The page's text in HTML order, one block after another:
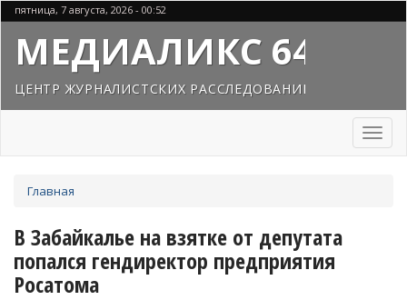
Перейти
к
основному
содержанию
пятница, 7 августа, 2026 - 00:52
МЕДИАЛИКС 64
ЦЕНТР ЖУРНАЛИСТСКИХ РАССЛЕДОВАНИЙ
Toggle
здесь
Главная
В Забайкалье на взятке от депутата
попался гендиректор предприятия
Росатома